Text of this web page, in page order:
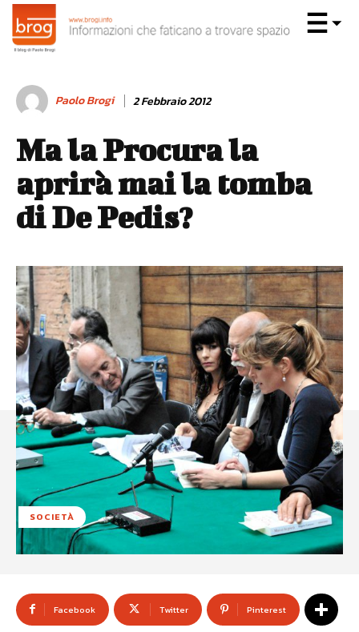
Paolo Brogi 2 Febbraio 2012
Ma la Procura la
aprirà mai la tomba
di De Pedis?
SOCIETÀ
Facebook Twitter Pinterest